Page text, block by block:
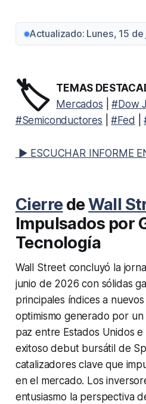
Actualizado: Lunes, 15
🏷️ TEMAS
Mercados |#Dow
#Semiconductores |#Fed |
▶ ESCUCHAR INFORME
CierredeWall
Impulsados por
Tecnología
Wall Street concluyó la
junio de 2026 con sólidas
principales índices a nuevos
optimismo generado por
paz entre Estados Unidos e
exitoso debut bursátil de
catalizadores clave que
en el mercado. Los
entusiasmo la perspectiva